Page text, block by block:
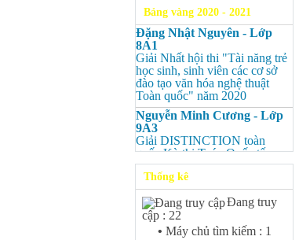
Bảng vàng 2020 - 2021
Đặng Nhật Nguyên - Lớp
8A1
Giải Nhất hội thi "Tài năng trẻ
học sinh, sinh viên các cơ sở
đào tạo văn hóa nghệ thuật
Toàn quốc" năm 2020
Nguyễn Minh Cương - Lớp
9A3
Giải DISTINCTION toàn
quốc Kỳ thi Toán Quốc tế
Kangaroo – IKMC 2020
Nguyễn Minh Cương - Lớp
9A3
Giải Ba kỳ thi chọn HSG cấp
tỉnh môn Toán.
Thống kê
Đang truy
cập : 22
• Máy chủ tìm kiếm : 1